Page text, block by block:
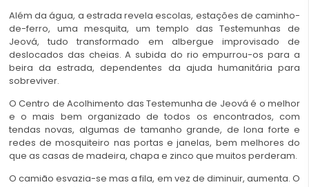
Além da água, a estrada revela escolas, estações de caminho-
de-ferro, uma mesquita, um templo das Testemunhas de
Jeová, tudo transformado em albergue improvisado de
deslocados das cheias. A subida do rio empurrou-os para a
beira da estrada, dependentes da ajuda humanitária para
sobreviver.
O Centro de Acolhimento das Testemunha de Jeová é o melhor
e o mais bem organizado de todos os encontrados, com
tendas novas, algumas de tamanho grande, de lona forte e
redes de mosquiteiro nas portas e janelas, bem melhores do
que as casas de madeira, chapa e zinco que muitos perderam.
O camião esvazia-se mas a fila, em vez de diminuir, aumenta. O